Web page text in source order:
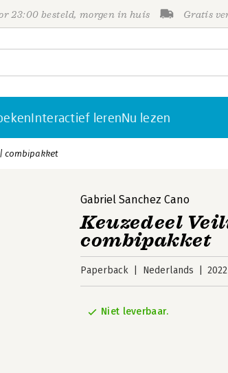
23:00 besteld, morgen in huis Gratis
Interactief lerenNu lezen
combipakket
Gabriel Sanchez Cano
Keuzedeel
combipakket
Paperback Nederlands 2022
Niet leverbaar.